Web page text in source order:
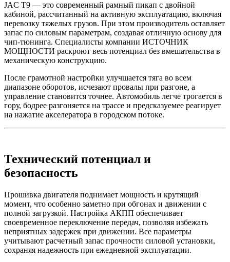
JAC T9 — это современный рамный пикап с двойной
кабиной, рассчитанный на активную эксплуатацию, включая
перевозку тяжелых грузов. При этом производитель оставляет
запас по силовым параметрам, создавая отличную основу для
чип-тюнинга. Специалисты компании ИСТОЧНИК
МОЩНОСТИ раскроют весь потенциал без вмешательства в
механическую конструкцию.
После грамотной настройки улучшается тяга во всем
диапазоне оборотов, исчезают провалы при разгоне, а
управление становится точнее. Автомобиль легче трогается в
гору, бодрее разгоняется на трассе и предсказуемее реагирует
на нажатие акселератора в городском потоке.
Технический потенциал и
безопасность
Прошивка двигателя поднимает мощность и крутящий
момент, что особенно заметно при обгонах и движении с
полной загрузкой. Настройка АКПП обеспечивает
своевременное переключение передач, позволяя избежать
неприятных задержек при движении. Все параметры
учитывают расчетный запас прочности силовой установки,
сохраняя надежность при ежедневной эксплуатации.